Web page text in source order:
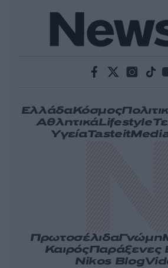
ΕλλάδαΚόσμος
ΑθλητικάLifestyle
ΥγείαTasteit
ΠρωτοσέλιδαΓνώμη
ΚαιρόςΠαράξενες
Nikos Blog